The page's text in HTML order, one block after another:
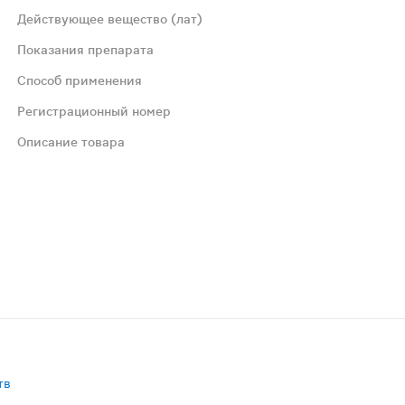
заболеваниях носа, придаточных пазух и
Действующее вещество (лат)
Показания препарата
Способ применения
Регистрационный номер
Описание товара